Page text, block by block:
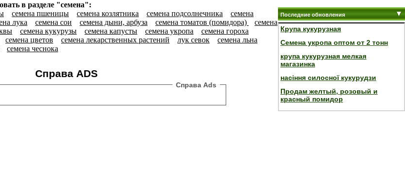
в разделе "семена":
семена пшеницы семена козлятника семена подсолнечника
семена
лука семена сои семена дыни, арбуза семена томатов (помидора)
семена
семена кукурузы семена капусты семена укропа
семена гороха
семена цветов семена лекарственных растений лук севок
семена льна
семена чеснока
Справа ADS
Справа Ads
Последние обновления
Крупа кукурузная
Семена укропа оптом от 2 тонн
крупа кукурузная мелкая
магазинка
насіння силосної кукурудзи
Продам желтый, розовый и
красный помидор